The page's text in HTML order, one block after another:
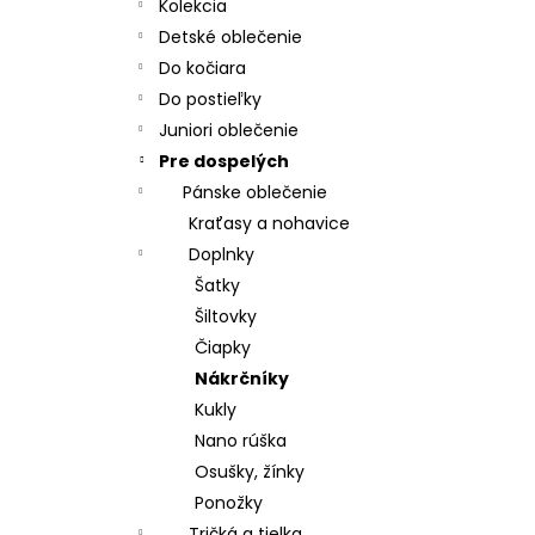
Kolekcia
Detské oblečenie
Do kočiara
Do postieľky
Juniori oblečenie
Pre dospelých
Pánske oblečenie
Kraťasy a nohavice
Doplnky
Šatky
Šiltovky
Čiapky
Nákrčníky
Kukly
Nano rúška
Osušky, žínky
Ponožky
€19,70